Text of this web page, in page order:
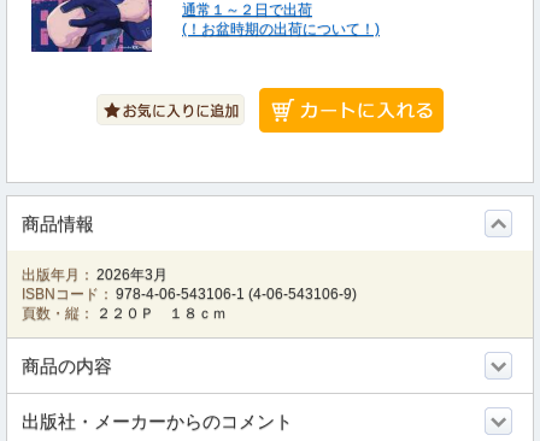
通常１～２日で出荷
(！お盆時期の出荷について！)
商品情報
出版年月： 2026年3月
ISBNコード： 978-4-06-543106-1 (4-06-543106-9)
頁数・縦：
２２０Ｐ １８ｃｍ
商品の内容
出版社・メーカーからのコメント